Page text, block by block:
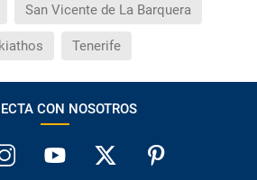
San Vicente de La Barquera
Tenerife
CON NOSOTROS